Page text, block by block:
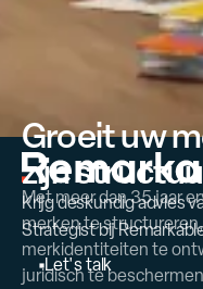
Groeit uw
zijn
Krijg deskundig advies
Strategist bij
Let'stalk
Met meer dan 35 jaar
merken te
merkidentiteiten te
juridisch te